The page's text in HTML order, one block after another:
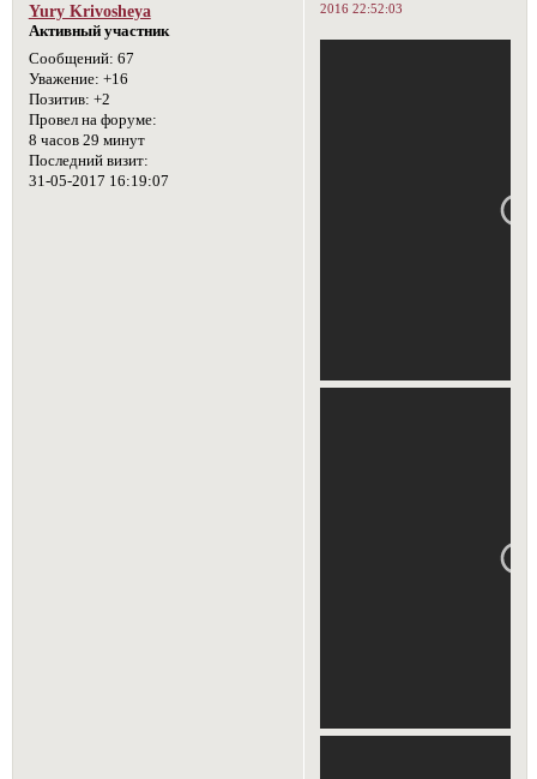
2016 22:52:03
Yury Krivosheya
Активный участник
Сообщений: 67
Уважение: +16
Позитив: +2
Провел на форуме:
8 часов 29 минут
Последний визит:
31-05-2017 16:19:07